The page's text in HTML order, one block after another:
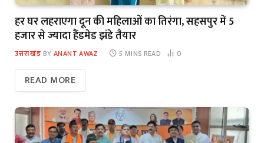
हर घर लहराएगा दून की महिलाओं का तिरंगा, सहसपुर में 5
हजार से ज्यादा हैंडमेड झंडे तैयार
उत्तराखंड BY ANANT AWAZ 5 MINS READ 0
READ MORE